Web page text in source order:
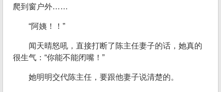
爬到窗户外……
“阿姨！！”
闻天晴怒吼，直接打断了陈主任妻子的话，她真的
很生气：“你能不能闭嘴！”
她明明交代陈主任，要跟他妻子说清楚的。